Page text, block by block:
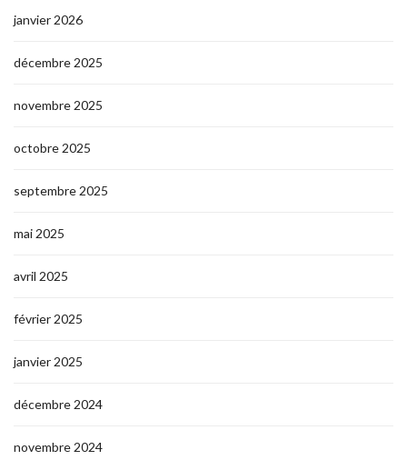
janvier 2026
décembre 2025
novembre 2025
octobre 2025
septembre 2025
mai 2025
avril 2025
février 2025
janvier 2025
décembre 2024
novembre 2024